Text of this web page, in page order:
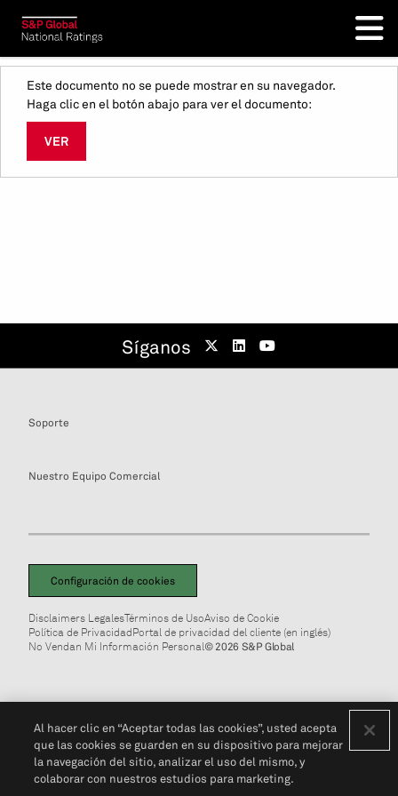
Este documento no se puede mostrar en su navegador.
Haga clic en el botón abajo para ver el documento:
VER
Síganos
Soporte
Nuestro Equipo Comercial
Configuración de cookies
Disclaimers LegalesTérminos de UsoAviso de Cookie
Política de PrivacidadPortal de privacidad del cliente (en inglés)
No Vendan Mi Información Personal© 2026 S&P Global
Al hacer clic en “Aceptar todas las cookies”, usted acepta
que las cookies se guarden en su dispositivo para mejorar
la navegación del sitio, analizar el uso del mismo, y
colaborar con nuestros estudios para marketing.